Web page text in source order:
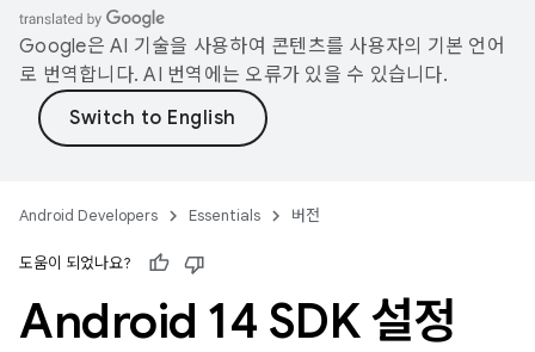
Google은 AI 기술을 사용하여 콘텐츠를 사용자의 기본 언어
로 번역합니다. AI 번역에는 오류가 있을 수 있습니다.
Android Developers Essentials 버전
도움이 되었나요?
Android 14 SDK 설정